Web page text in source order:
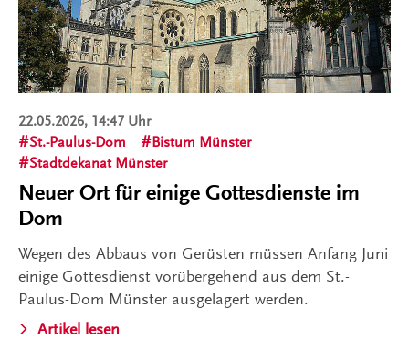
22.05.2026, 14:47 Uhr
St.-Paulus-Dom
Bistum Münster
Stadtdekanat Münster
Neuer Ort für einige Gottesdienste im
Dom
Wegen des Abbaus von Gerüsten müssen Anfang Juni
einige Gottesdienst vorübergehend aus dem St.-
Paulus-Dom Münster ausgelagert werden.
Artikel lesen